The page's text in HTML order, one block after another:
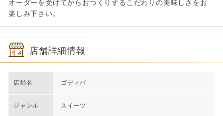
オーダーを受けてからおつくりするこだわりの美味しさをお
楽しみ下さい。
店舗詳細情報
店舗名 ゴディバ
ジャンル スイーツ